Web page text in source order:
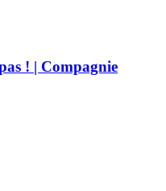
! | Compagnie